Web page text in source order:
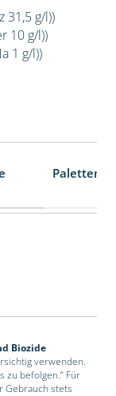
31,5 g/l))
10 g/l))
1 g/l))
Biozide
verwenden.
zu befolgen.“ Für
Gebrauch stets